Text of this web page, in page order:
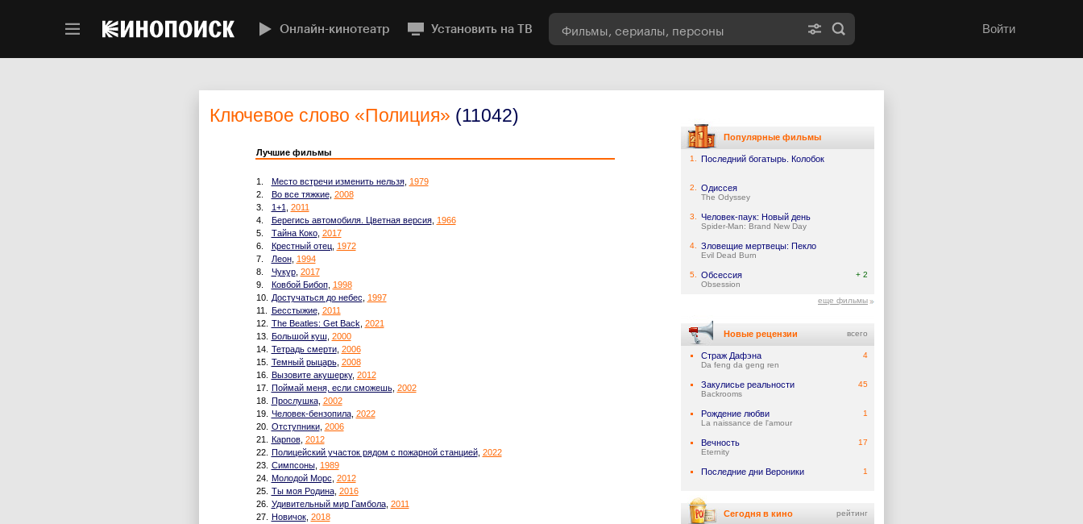
Онлайн-кинотеатр Установить на ТВ Войти
Ключевое слово «Полиция» (11042)
Лучшие фильмы
1. Место встречи изменить нельзя, 1979
2.
Во все тяжкие, 2008
3.
1+1
2011
4.
Берегись автомобиля. Цветная версия, 1966
5.
Тайна Коко, 2017
6.
Крестный отец, 1972
7.
Леон, 1994
8.
Чукур, 2017
9.
Ковбой Бибоп, 1998
10.
Достучаться до небес
1997
11.
Бесстыжие, 2011
12. The Beatles: Get Back 2021
13. Большой куш 2000
14. Тетрадь смерти, 2006
15. Темный рыцарь, 2008
16. Вызовите акушерку, 2012
17. Поймай меня, если сможешь, 2002
18. Прослушка, 2002
19. Человек-бензопила, 2022
20. Отступники, 2006
21.
Карпов, 2012
22. Полицейский участок рядом с пожарной станцией, 2022
23. Симпсоны, 1989
24. Молодой Морс 2012
25. Ты моя Родина, 2016
26. Удивительный мир Гамбола, 2011
27. Новичок, 2018
Популярные фильмы
1. Последний богатырь. Колобок
2. Одиссея
The Odyssey
3. Человек-паук: Новый день
Spider-Man: Brand New Day
4. Зловещие мертвецы: Пекло
Evil Dead Burn
5. Обсессия
Obsession
+ 2
еще фильмы
Новые рецензии всего
Страж Дафэна
Da feng da geng ren
4
Закулисье реальности
Backrooms
45
Рождение любви
La naissance de l'amour
1
Вечность
Eternity
17
Последние дни Вероники 1
Сегодня в кино рейтинг